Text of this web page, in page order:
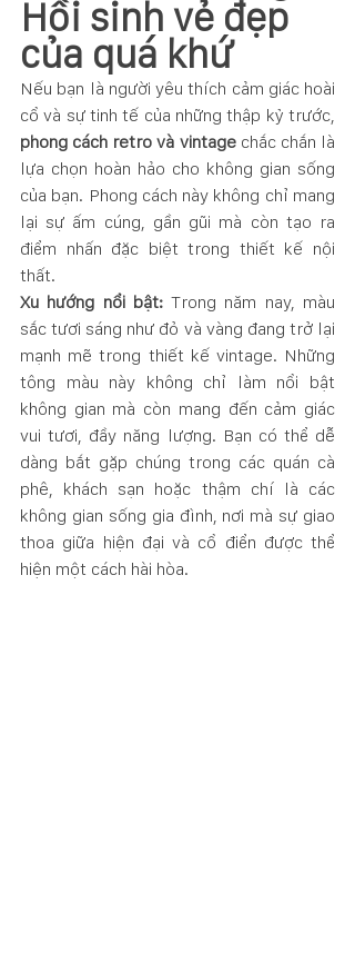
Hồi sinh vẻ đẹp
của quá khứ
Nếu bạn là người yêu thích cảm giác hoài
phong cách retro và vintage chắc chắn là
lựa chọn hoàn hảo cho không gian sống
của bạn. Phong cách này không chỉ mang
lại sự ấm cúng, gần gũi mà còn tạo ra
điểm nhấn đặc biệt trong thiết kế nội
thất.
Xu hướng nổi bật: Trong năm nay, màu
sắc tươi sáng như đỏ và vàng đang trở lại
mạnh mẽ trong thiết kế vintage. Những
tông màu này không chỉ làm nổi bật
không gian mà còn mang đến cảm giác
vui tươi, đầy năng lượng. Bạn có thể dễ
dàng bắt gặp chúng trong các quán cà
phê, khách sạn hoặc thậm chí là các
không gian sống gia đình, nơi mà sự giao
thoa giữa hiện đại và cổ điển được thể
hiện một cách hài hòa.